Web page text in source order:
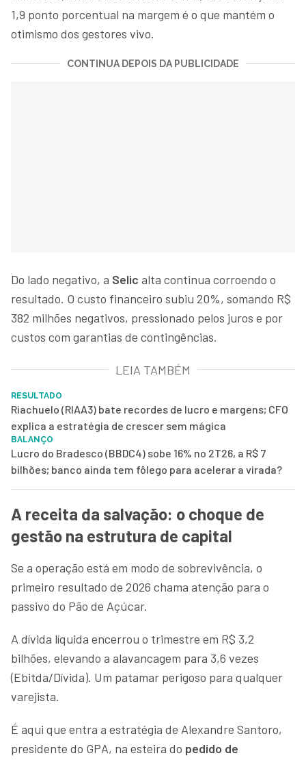
1,9 ponto porcentual na margem é o que mantém o
otimismo dos gestores vivo.
CONTINUA DEPOIS DA PUBLICIDADE
Do lado negativo, a Selic alta continua corroendo o
resultado. O custo financeiro subiu 20%, somando R$
382 milhões negativos, pressionado pelos juros e por
custos com garantias de contingências.
LEIA TAMBÉM
RESULTADO
Riachuelo (RIAA3) bate recordes de lucro e margens; CFO
explica a estratégia de crescer sem mágica
BALANÇO
Lucro do Bradesco (BBDC4) sobe 16% no 2T26, a R$ 7
bilhões; banco ainda tem fôlego para acelerar a virada?
A receita da salvação: o choque de
gestão na estrutura de capital
Se a operação está em modo de sobrevivência, o
primeiro resultado de 2026 chama atenção para o
passivo do Pão de Açúcar.
A dívida líquida encerrou o trimestre em R$ 3,2
bilhões, elevando a alavancagem para 3,6 vezes
(Ebitda/Dívida). Um patamar perigoso para qualquer
varejista.
É aqui que entra a estratégia de Alexandre Santoro,
presidente do GPA, na esteira do pedido de